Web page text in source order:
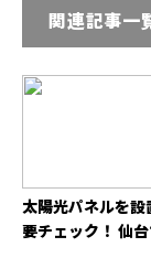
関連記事一
太陽光パネルを設
要チェック！ 仙